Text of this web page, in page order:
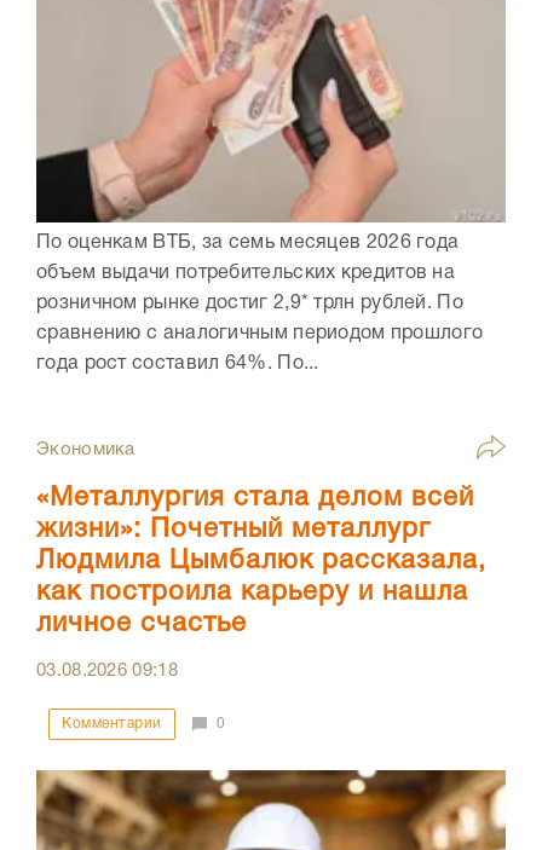
По оценкам ВТБ, за семь месяцев 2026 года
объем выдачи потребительских кредитов на
розничном рынке достиг 2,9* трлн рублей. По
сравнению с аналогичным периодом прошлого
года рост составил 64%. По...
Экономика
«Металлургия стала делом всей
жизни»: Почетный металлург
Людмила Цымбалюк рассказала,
как построила карьеру и нашла
личное счастье
03.08.202609:18
Комментарии 0